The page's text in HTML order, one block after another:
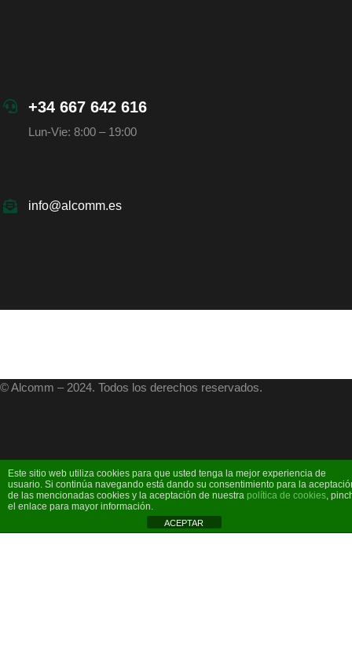
+34 667 642 616
Lun-Vie: 8:00 – 19:00
info@alcomm.es
© Alcomm – 2024. Todos los derechos reservados.
Este sitio web utiliza cookies para que usted tenga la mejor experiencia de
usuario. Si continúa navegando está dando su consentimiento para la
de las mencionadas cookies y la aceptación de nuestra política de cookies,
el enlace para mayor información.
ACEPTAR